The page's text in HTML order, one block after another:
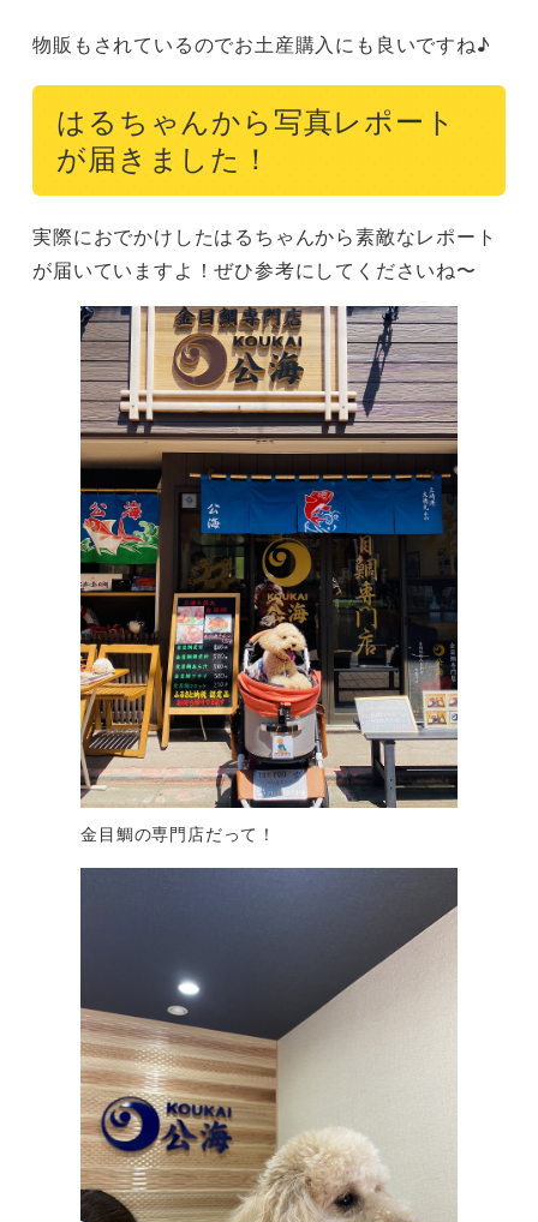
物販もされているのでお土産購入にも良いですね♪
はるちゃんから写真レポート
が届きました！
実際におでかけしたはるちゃんから素敵なレポート
金目鯛の専門店だって！